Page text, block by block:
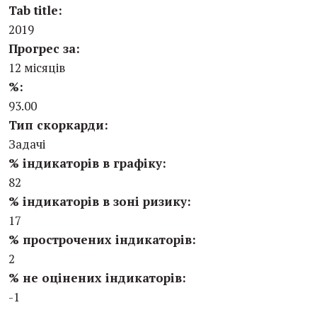
Tab title:
2019
Прогрес за:
12 місяців
%:
93.00
Тип скоркарди:
Задачі
% індикаторів в графіку:
82
% індикаторів в зоні ризику:
17
% прострочених індикаторів:
2
% не оцінених індикаторів:
-1